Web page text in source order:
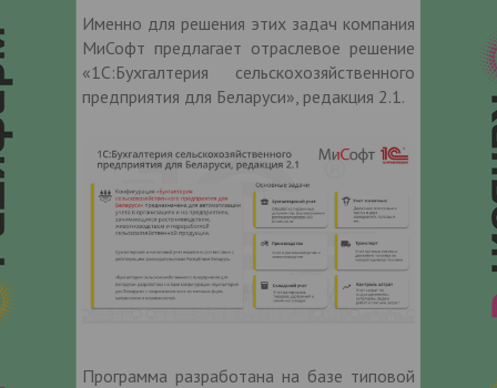
Именно для решения этих задач компания
МиСофт предлагает отраслевое решение
«1С:Бухгалтерия сельскохозяйственного
предприятия для Беларуси», редакция 2.1.
Программа разработана на базе типовой